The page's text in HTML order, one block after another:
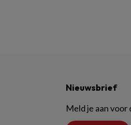
Nieuwsbrief
Meld je aan